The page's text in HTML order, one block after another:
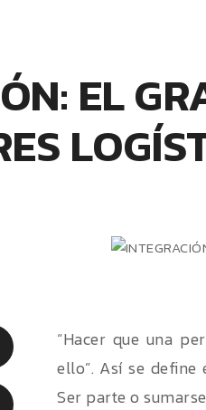
EL
“Hacer que una
ello”. Así se
Ser parte o